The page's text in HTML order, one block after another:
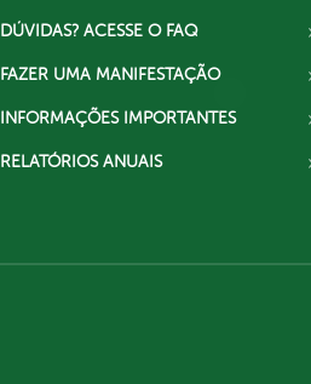
DÚVIDAS? ACESSE O FAQ
FAZER UMA MANIFESTAÇÃO
INFORMAÇÕES IMPORTANTES
RELATÓRIOS ANUAIS